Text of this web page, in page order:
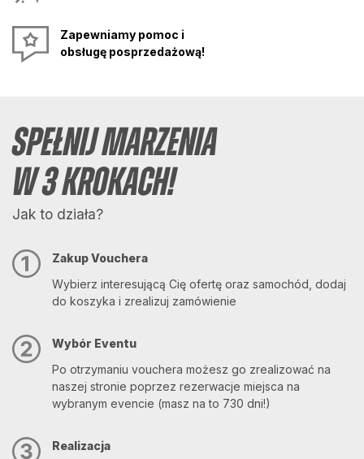
Zapewniamy pomoc i
obsługę posprzedażową!
SPEŁNIJ MARZENIA
W 3 KROKACH!
Jak to działa?
Zakup Vouchera
Wybierz interesującą Cię ofertę oraz samochód, dodaj
do koszyka i zrealizuj zamówienie
Wybór Eventu
Po otrzymaniu vouchera możesz go zrealizować na
naszej stronie poprzez rezerwacje miejsca na
wybranym evencie (masz na to 730 dni!)
Realizacja